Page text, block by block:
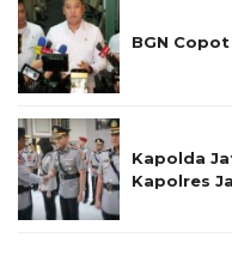
BGN Copot
Kapolda
Kapolres